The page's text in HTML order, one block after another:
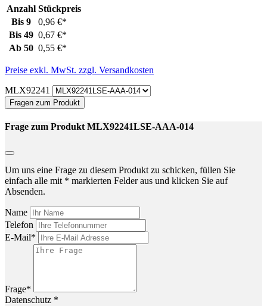
Anzahl Stückpreis
Bis 9
0,96 €*
Bis 49 0,67 €*
Ab 50 0,55 €*
Preise exkl. MwSt. zzgl. Versandkosten
MLX92241
Fragen zum Produkt
Frage zum Produkt MLX92241LSE-AAA-014
Um uns eine Frage zu diesem Produkt zu schicken, füllen Sie
einfach alle mit * markierten Felder aus und klicken Sie auf
Absenden.
Name
Telefon
E-Mail*
Frage*
Datenschutz *